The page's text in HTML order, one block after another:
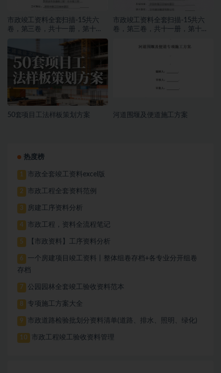
市政竣工资料全套扫描-15共六
卷，第三卷，共十一册，第十
册，施工文件，亮化工程
市政竣工资料全套扫描-15共六
卷，第三卷，共十一册，第十
50套项目工法样板策划方案 河道围堰及便道施工方案
热度榜
1 市政全套竣工资料excel版
2 市政工程全套资料范例
3 房建工序资料分析
4 市政工程，资料全流程笔记
5 【市政资料】工序资料分析
6
一个房建项目竣工资料丨整体组卷存档+各专业分开组卷
存档
7 公园园林全套竣工验收资料范本
8 专项施工方案大全
9 市政道路检验批划分资料清单(道路、排水、照明、绿化)
10 市政工程竣工验收资料管理